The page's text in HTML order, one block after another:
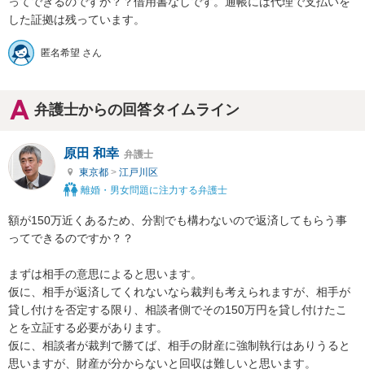
した証拠は残っています。
匿名希望 さん
弁護士からの回答タイムライン
原田 和幸 弁護士
東京都 > 江戸川区
離婚・男女問題に注力する弁護士
額が150万近くあるため、分割でも構わないので返済してもらう事
ってできるのですか？？
まずは相手の意思によると思います。
仮に、相手が返済してくれないなら裁判も考えられますが、相手が
貸し付けを否定する限り、相談者側でその150万円を貸し付けたこ
とを立証する必要があります。
仮に、相談者が裁判で勝てば、相手の財産に強制執行はありうると
思いますが、財産が分からないと回収は難しいと思います。